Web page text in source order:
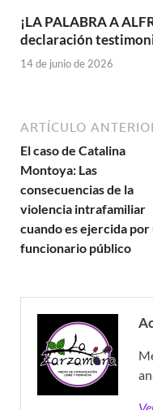
¡LA PALABRA A
declaración
14 de junio de 2026
ARTÍCULO
El caso de Catalina
Montoya: Las
consecuencias de la
violencia intrafamiliar
cuando es ejercida por
funcionario público